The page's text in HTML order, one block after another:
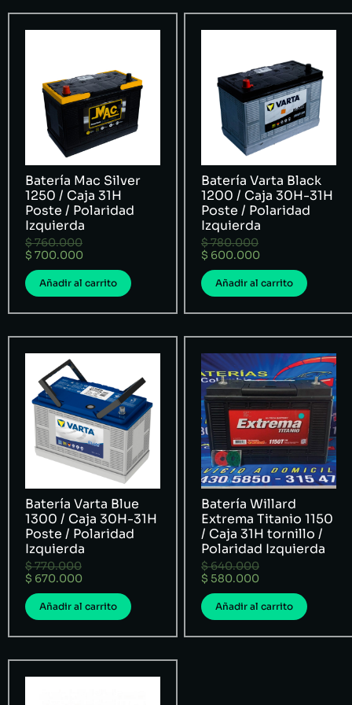
Batería Mac Silver
1250 / Caja 31H
Poste / Polaridad
Izquierda
$760.000
$ 700.000
Añadir al carrito
Batería Varta Black
1200 / Caja 30H-31H
Poste / Polaridad
Izquierda
$780.000
$ 600.000
Añadir al carrito
Batería Varta Blue
1300 / Caja 30H-31H
Poste / Polaridad
Izquierda
$770.000
$ 670.000
Añadir al carrito
Batería Willard
Extrema Titanio 1150
/ Caja 31H tornillo /
Polaridad Izquierda
$640.000
$ 580.000
Añadir al carrito